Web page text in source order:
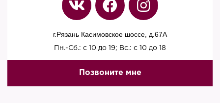
г.Рязань Касимовское шоссе, д.67A
Пн.-Сб.: с 10 до 19; Вс.: с 10 до 18
Позвоните мне